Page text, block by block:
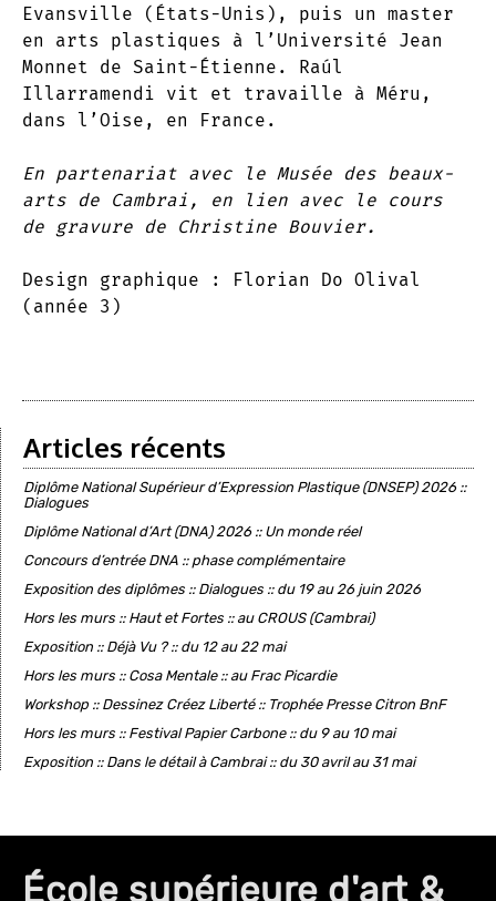
Evansville (États-Unis), puis un master
en arts plastiques à l’Université Jean
Monnet de Saint-Étienne. Raúl
Illarramendi vit et travaille à Méru,
dans l’Oise, en France.
En partenariat avec le Musée des beaux-
arts de Cambrai, en lien avec le cours
de gravure de Christine Bouvier.
Design graphique : Florian Do Olival
(année 3)
Articles récents
Diplôme National Supérieur d’Expression Plastique (DNSEP) 2026 ::
Dialogues
Diplôme National d’Art (DNA) 2026 :: Un monde réel
Concours d’entrée DNA :: phase complémentaire
Exposition des diplômes :: Dialogues :: du 19 au 26 juin 2026
Hors les murs :: Haut et Fortes :: au CROUS (Cambrai)
Exposition :: Déjà Vu ? :: du 12 au 22 mai
Hors les murs :: Cosa Mentale :: au Frac Picardie
Workshop :: Dessinez Créez Liberté :: Trophée Presse Citron BnF
Hors les murs :: Festival Papier Carbone :: du 9 au 10 mai
Exposition :: Dans le détail à Cambrai :: du 30 avril au 31 mai
École supérieure d'art &